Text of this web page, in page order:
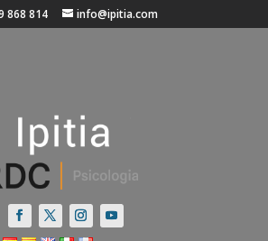
868 814 info@ipitia.com